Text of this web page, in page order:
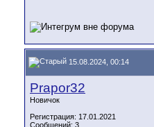
15.08.2024, 00:14
Prapor32
Новичок
Регистрация: 17.01.2021
Сообщений: 3